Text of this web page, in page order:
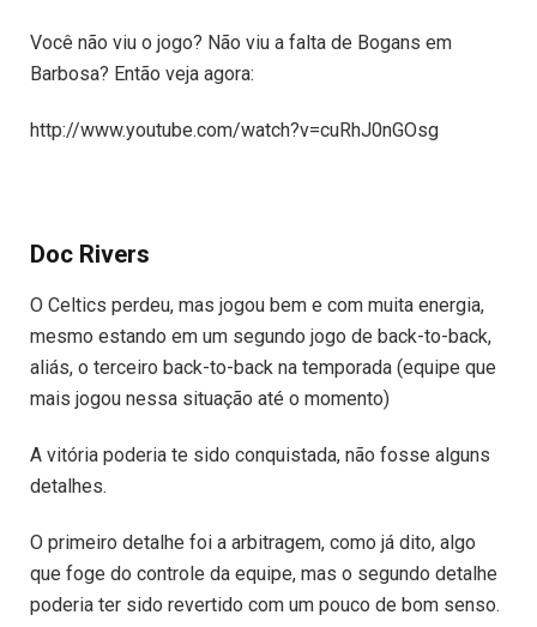
Você não viu o jogo? Não viu a falta de Bogans em
Barbosa? Então veja agora:
http://www.youtube.com/watch?v=cuRhJ0nGOsg
Doc Rivers
O Celtics perdeu, mas jogou bem e com muita energia,
mesmo estando em um segundo jogo de back-to-back,
aliás, o terceiro back-to-back na temporada (equipe que
mais jogou nessa situação até o momento)
A vitória poderia te sido conquistada, não fosse alguns
detalhes.
O primeiro detalhe foi a arbitragem, como já dito, algo
que foge do controle da equipe, mas o segundo detalhe
poderia ter sido revertido com um pouco de bom senso.